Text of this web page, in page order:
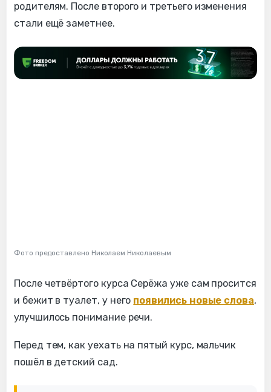
родителям. После второго и третьего изменения
стали ещё заметнее.
Фото предоставлено Николаем Николаевым
После четвёртого курса Серёжа уже сам просится
и бежит в туалет, у него появились новые слова,
улучшилось понимание речи.
Перед тем, как уехать на пятый курс, мальчик
пошёл в детский сад.